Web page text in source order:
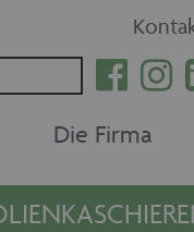
Die Firma